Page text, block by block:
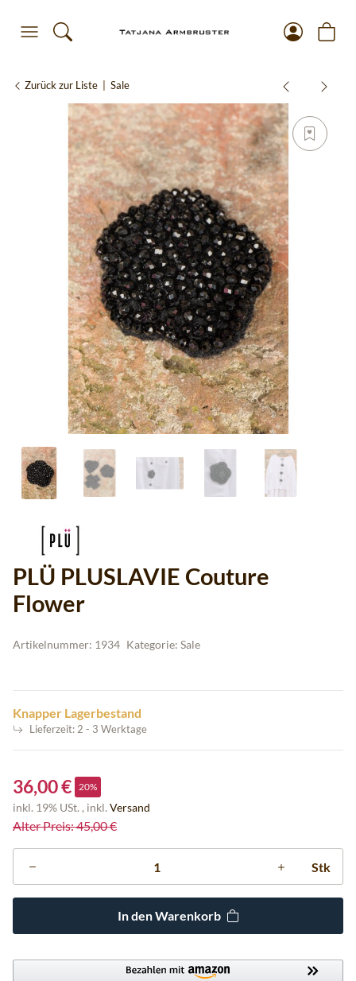
Zurück zur Liste Sale
PLÜ PLUSLAVIE Couture
Flower
Artikelnummer: 1934 Kategorie: Sale
Knapper Lagerbestand
Lieferzeit: 2 - 3 Werktage
36,00 € 20%
inkl. 19% USt. , inkl. Versand
Alter Preis: 45,00 €
Stk
In den Warenkorb